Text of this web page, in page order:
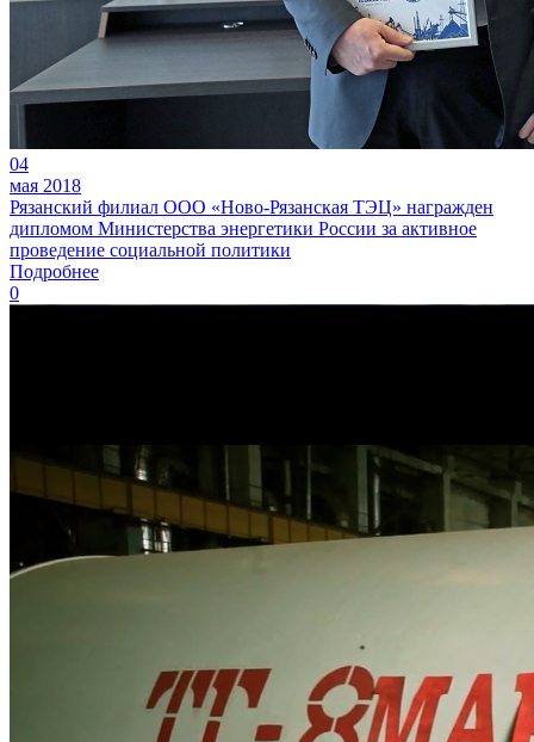
04
мая 2018
Рязанский филиал ООО «Ново-Рязанская ТЭЦ» награжден
дипломом Министерства энергетики России за активное
проведение социальной политики
Подробнее
0